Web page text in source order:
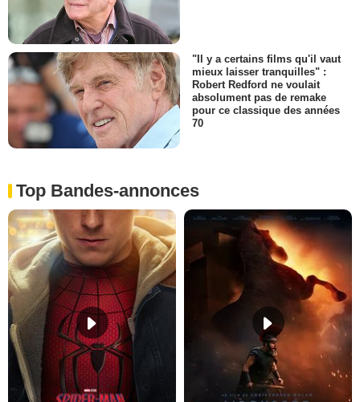
"Il y a certains films qu'il vaut
mieux laisser tranquilles" :
Robert Redford ne voulait
absolument pas de remake
pour ce classique des années
70
Top Bandes-annonces